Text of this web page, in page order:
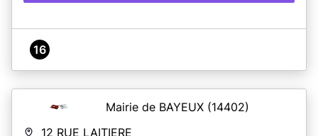
16
Mairie de BAYEUX (14402)
12 RUE LAITIERE